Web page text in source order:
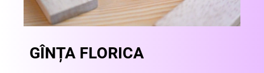
GÎNȚA FLORICA